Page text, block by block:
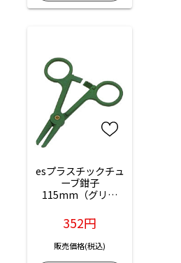
esプラスチックチュ
ーブ鉗子
115mm（グリー
コード：ES-16100-
22）（バラ売り）
352円
販売価格(税込)